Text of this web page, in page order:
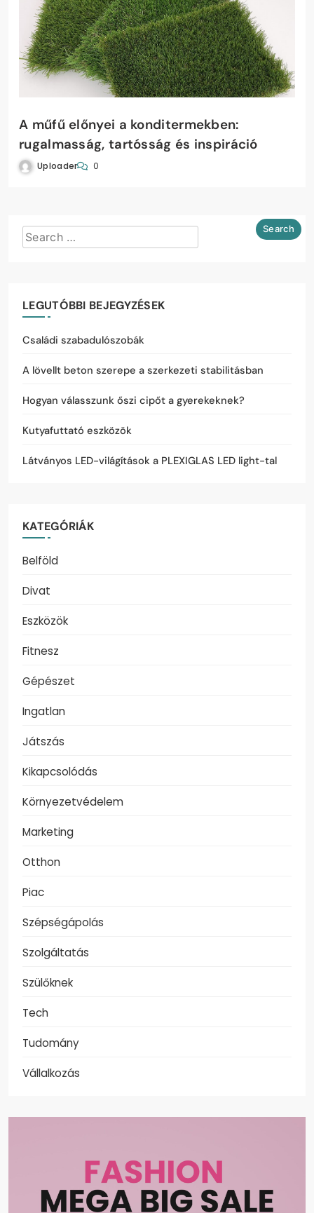
A műfű előnyei a konditermekben:
rugalmasság, tartósság és inspiráció
Uploader 0
LEGUTÓBBI BEJEGYZÉSEK
Családi szabadulószobák
A lövellt beton szerepe a szerkezeti stabilitásban
Hogyan válasszunk őszi cipőt a gyerekeknek?
Kutyafuttató eszközök
Látványos LED-világítások a PLEXIGLAS LED light-tal
KATEGÓRIÁK
Belföld
Divat
Eszközök
Fitnesz
Gépészet
Ingatlan
Játszás
Kikapcsolódás
Környezetvédelem
Marketing
Otthon
Piac
Szépségápolás
Szolgáltatás
Szülőknek
Tech
Tudomány
Vállalkozás